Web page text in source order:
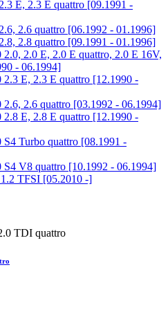
E, 2.3 E quattro [09.1991 -
2.6 quattro [06.1992 - 01.1996]
2.8 quattro [09.1991 - 01.1996]
2.0, 2.0 E, 2.0 E quattro, 2.0 E 16V,
- 06.1994]
2.3 E, 2.3 E quattro [12.1990 -
2.6, 2.6 quattro [03.1992 - 06.1994]
2.8 E, 2.8 E quattro [12.1990 -
S4 Turbo quattro [08.1991 -
S4 V8 quattro [10.1992 - 06.1994]
TFSI [05.2010 -]